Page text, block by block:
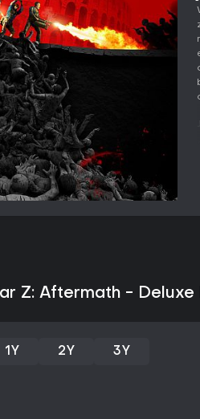
Z: Aftermath - Deluxe
1Y 2Y 3Y